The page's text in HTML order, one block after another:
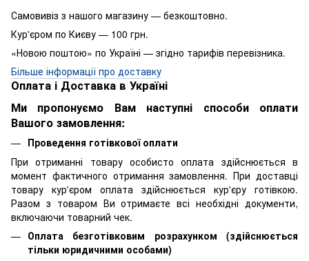
Самовивіз з нашого магазину — безкоштовно.
Кур'єром по Києву — 100 грн.
«Новою поштою» по Україні — згідно тарифів перевізника.
Більше інформації про доставку
Оплата і Доставка в Україні
Ми пропонуємо Вам наступні способи оплати
Вашого замовлення:
Проведення готівкової оплати
При отриманні товару особисто оплата здійснюється в
момент фактичного отримання замовлення. При доставці
товару кур'єром оплата здійснюється кур'єру готівкою.
Разом з товаром Ви отримаєте всі необхідні документи,
включаючи товарний чек.
Оплата безготівковим розрахунком (здійснюється
тільки юридичними особами)